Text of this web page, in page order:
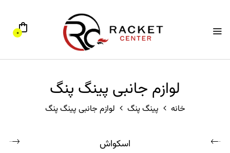
0
لوازم جانبی پینگ پنگ
خانه پینگ پنگ لوازم جانبی پینگ پنگ
اسکواش